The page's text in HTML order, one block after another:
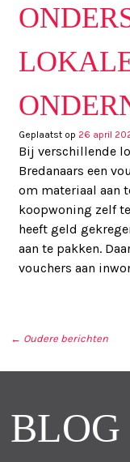
Geplaatst op 26 april
Bij verschillende
Bredanaars een
om materiaal aan
koopwoning zelf
heeft geld
aan te pakken.
vouchers aan
← Oudere berichten
BLOG